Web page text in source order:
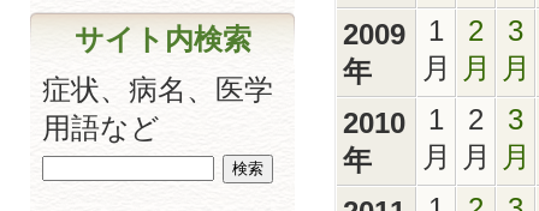
2009
年
1
月
2
月
3
月
2010
年
1
月
2
月
3
月
サイト内検索
症状、病名、医学
用語など